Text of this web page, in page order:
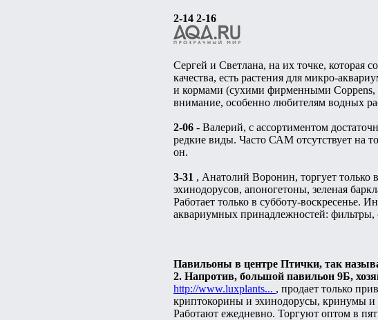
2-14 2-16
Сергей и Светлана, на их точке, которая
качества, есть растения для микро-
и кормами (сухими фирменными Coppens,
внимание, особенно любителям водных
2-06 - Валерий, с ассортиментом
редкие виды. Часто САМ отсутствует на
он.
3-31 , Анатолий Воронин, торгует только
эхинодорусов, апоногетоны, зеленая
Работает только в субботу-воскресенье.
аквариумных принадлежностей: фильтры,
Павильоны в центре Птички, так
2. Напротив, большой павильон 9Б,
http://www.luxplants... , продает только
криптокорины и эхинодорусы, кринумы и
Работают ежедневно. Торгуют оптом в